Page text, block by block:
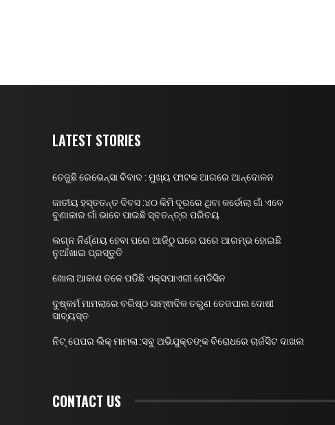
LATEST STORIES
ତେଜୁଛି ରେଭେନ୍ସା ବିବାଦ : ମୁଖ୍ୟ ଫାଟକ ଆଗରେ ଆନ୍ଦୋଳନ
ଜାତୀୟ ହସ୍ତତନ୍ତ ଦିବସ :୪୦ କିମି ଦୂରରେ ଥିବା କର୍ଡୋଲା ଗାଁ ଏବେ
ବୁଣାକାର ଗାଁ ଭାବେ ପାଇଛି ସ୍ବତନ୍ତ୍ର ପରିଚୟ
ଲଗ୍ନ ନିର୍ଣ୍ଣୟ ହେବା ପରେ ଆଜିଠୁ ଘରେ ଘରେ ଆରମ୍ଭ ହୋଇଛି
ନୁଆଁଖାଇ ପ୍ରସ୍ତୁତି
ଖୋଲା ଆକାଶ ତଳେ ପଡିଛି ଏକ୍ସପାଏରୀ ମେଡିସିନ
ଦୁଷ୍କର୍ମ ମାମଲାରେ ବରିଷ୍ଠ ସାମ୍ଵାଦିକ ତରୁଣ ତେଜପାଲ ଦୋଷୀ
ସାବ୍ୟସ୍ତ
ନିଟ୍ ପେପର ଲିକ୍ ମାମଲା :ସବୁ ଅଭିଯୁକ୍ତଙ୍କ ବିରୋଧରେ ଚାର୍ଜସିଟ ଦାଖଲ
CONTACT US